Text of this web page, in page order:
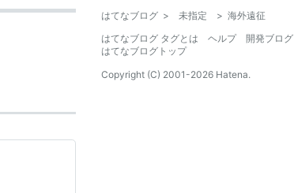
はてなブログ > 未指定 > 海外遠征
はてなブログ タグとは
ヘルプ
開発ブログ
はてなブログトップ
Copyright (C) 2001-2026 Hatena.